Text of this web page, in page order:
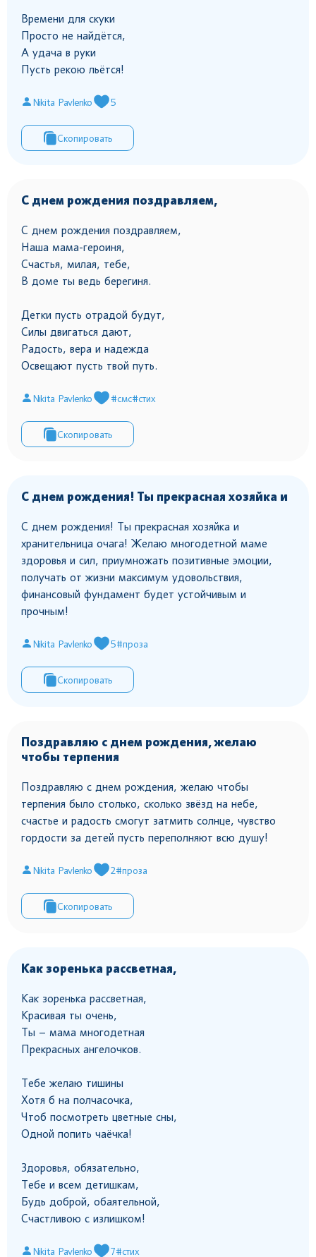
Времени для скуки
Просто не найдётся,
А удача в руки
Пусть рекою льётся!
Nikita Pavlenko 5
Скопировать
С днем рождения поздравляем,
С днем рождения поздравляем,
Наша мама-героиня,
Счастья, милая, тебе,
В доме ты ведь берегиня.
Детки пусть отрадой будут,
Силы двигаться дают,
Радость, вера и надежда
Освещают пусть твой путь.
Nikita Pavlenko #смс#стих
Скопировать
С днем рождения! Ты прекрасная хозяйка и
С днем рождения! Ты прекрасная хозяйка и
хранительница очага! Желаю многодетной маме
здоровья и сил, приумножать позитивные эмоции,
получать от жизни максимум удовольствия,
финансовый фундамент будет устойчивым и
прочным!
Nikita Pavlenko 5#проза
Скопировать
Поздравляю с днем рождения, желаю
чтобы терпения
Поздравляю с днем рождения, желаю чтобы
терпения было столько, сколько звёзд на небе,
счастье и радость смогут затмить солнце, чувство
гордости за детей пусть переполняют всю душу!
Nikita Pavlenko 2#проза
Скопировать
Как зоренька рассветная,
Как зоренька рассветная,
Красивая ты очень,
Ты – мама многодетная
Прекрасных ангелочков.
Тебе желаю тишины
Хотя б на полчасочка,
Чтоб посмотреть цветные сны,
Одной попить чаёчка!
Здоровья, обязательно,
Тебе и всем детишкам,
Будь доброй, обаятельной,
Счастливою с излишком!
Nikita Pavlenko 7#стих